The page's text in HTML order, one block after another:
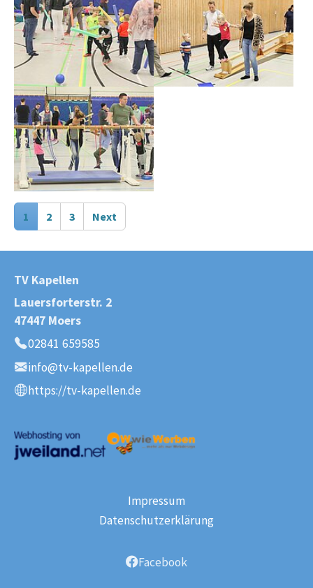
Show larger version
1 2 3 Next
TV Kapellen
Lauersforterstr. 2
47447 Moers
Telefon:
02841 659585
E-Mail:
info@tv-kapellen.de
Webseite:
https://tv-kapellen.de
Impressum
Datenschutzerklärung
Facebook